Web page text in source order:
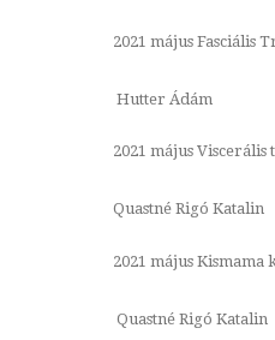
2021 május
Hutter Ádám
2021 május
Quastné Rigó Katalin
2021 május
Quastné Rigó Katalin